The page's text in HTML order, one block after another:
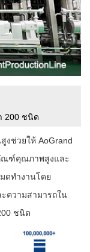
200 ชนิด
ช่วยให้ AoGrand
ณฑ์คุณภาพสูงและ
ดทำงานโดย
ความสามารถใน
ชนิด